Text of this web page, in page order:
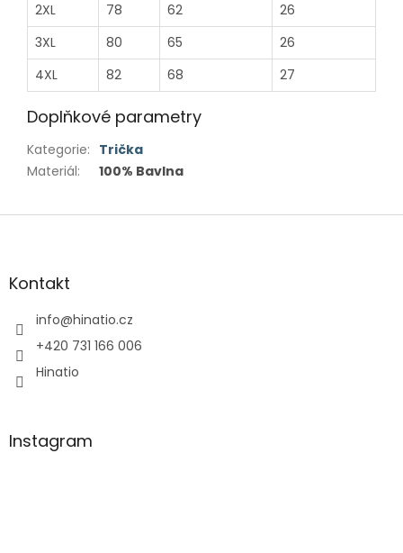
2XL
78 62
26
3XL
80 65
26
4XL
82 68 27
Doplňkové parametry
Kategorie: Trička
Materiál: 100% Bavlna
Z
aKontakt
info@hinatio.cz
+420 731 166 006
Hinatio
Instagram